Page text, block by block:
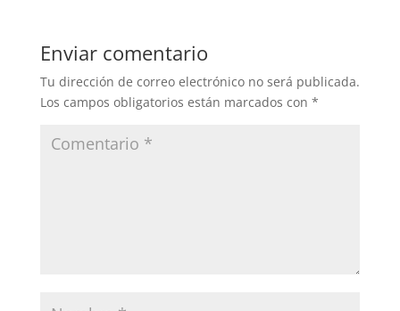
Enviar comentario
Tu dirección de correo electrónico no será publicada.
Los campos obligatorios están marcados con *